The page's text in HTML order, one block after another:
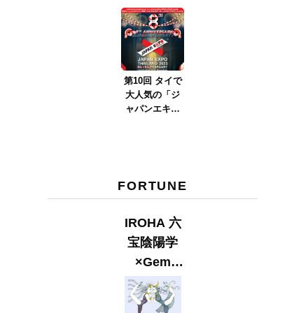
イク
ver.2023』
第10回 タイで
大人気の「ジ
ャパンエキス
FORTUNE
IROHA 六
宝陰陽学
×Gem
Muse
【GLITTER